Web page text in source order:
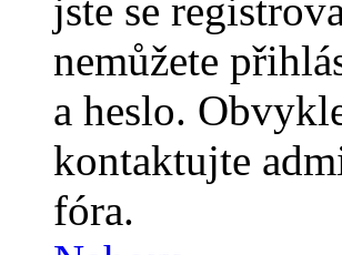
jste se
nemůžete
a heslo.
kontaktujte
fóra.